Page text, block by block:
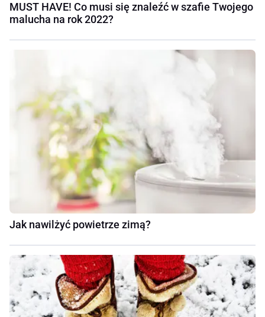
MUST HAVE! Co musi się znaleźć w szafie Twojego
malucha na rok 2022?
Jak nawilżyć powietrze zimą?